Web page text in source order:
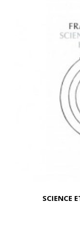
SCIENCE